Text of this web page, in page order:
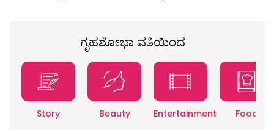
ಗೃಹಶೋಭಾ ವತಿಯಿಂದ
Story Beauty Entertainment Food